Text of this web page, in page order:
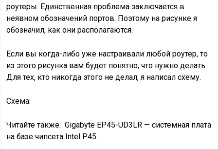
роутеры. Единственная проблема заключается в
неявном обозначений портов. Поэтому на рисунке я
обозначил, как они располагаются.
Если вы когда-либо уже настраивали любой роутер, то
из этого рисунка вам будет понятно, что нужно делать.
Для тех, кто никогда этого не делал, я написал схему.
Схема:
Читайте также: Gigabyte EP45-UD3LR — системная плата
на базе чипсета Intel P45